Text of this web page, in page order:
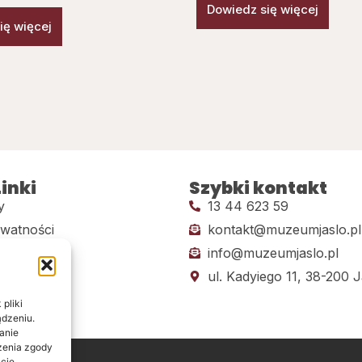
pliki
zgody
więcej
Dowiedz się więcej
Szybki kontakt
13 44 623 59
kontakt@muzeumjaslo.pl
info@muzeumjaslo.pl
ul. Kadyiego 11, 38-200